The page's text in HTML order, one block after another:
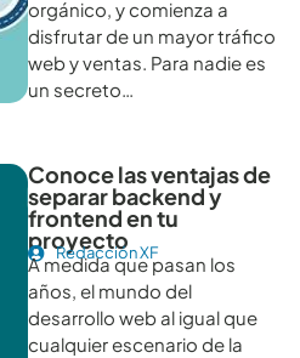
orgánico, y comienza a
disfrutar de un mayor tráfico
web y ventas. Para nadie es
un secreto…
Conoce las ventajas de
separar backend y
frontend en tu
proyecto
Redacción XF
A medida que pasan los
años, el mundo del
desarrollo web al igual que
cualquier escenario de la